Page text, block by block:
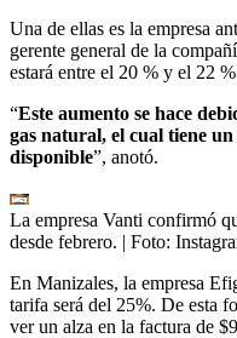
Una de ellas es la empresa
gerente general de la
estará entre el 20 % y el 22
“Este aumento se hace
gas natural, el cual tiene
disponible”, anotó.
La empresa Vanti confirmó
desde febrero. | Foto:
En Manizales, la empresa
tarifa será del 25%. De esta
ver un alza en la factura de